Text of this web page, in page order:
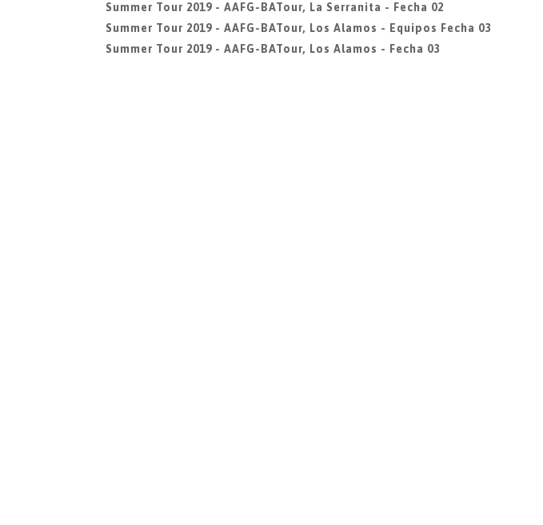
Summer Tour 2019 - AAFG-BATour, La Serranita - Fecha 02
Summer Tour 2019 - AAFG-BATour, Los Alamos - Equipos Fecha 03
Summer Tour 2019 - AAFG-BATour, Los Alamos - Fecha 03